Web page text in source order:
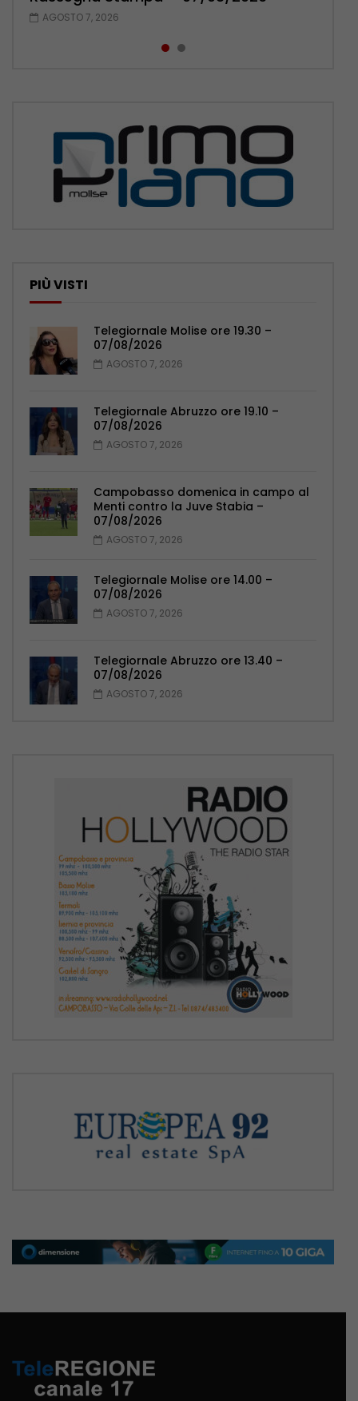
AGOSTO 7, 2026
AGOSTO 6, 2026
PIÙ VISTI
Telegiornale Molise ore 19.30 –
07/08/2026
AGOSTO 7, 2026
Telegiornale Abruzzo ore 19.10 –
07/08/2026
AGOSTO 7, 2026
Campobasso domenica in campo al
Menti contro la Juve Stabia –
07/08/2026
AGOSTO 7, 2026
Telegiornale Molise ore 14.00 –
07/08/2026
AGOSTO 7, 2026
Telegiornale Abruzzo ore 13.40 –
07/08/2026
AGOSTO 7, 2026